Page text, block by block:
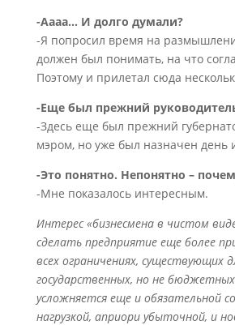
-Аааа… И долго думали?
-Я попросил время на
должен был понимать, на что
Поэтому и прилетал сюда
-Еще был прежний
-Здесь еще был прежний
мэром, но уже был назначен день
-Это понятно. Непонятно –
-Мне показалось интересным.
Интерес «бизнесмена в чистом
сделать предприятие еще более
всех ограничениях, существующих
государственных, но не
усложняется еще и обязательной
нагрузкой, априори убыточной, и